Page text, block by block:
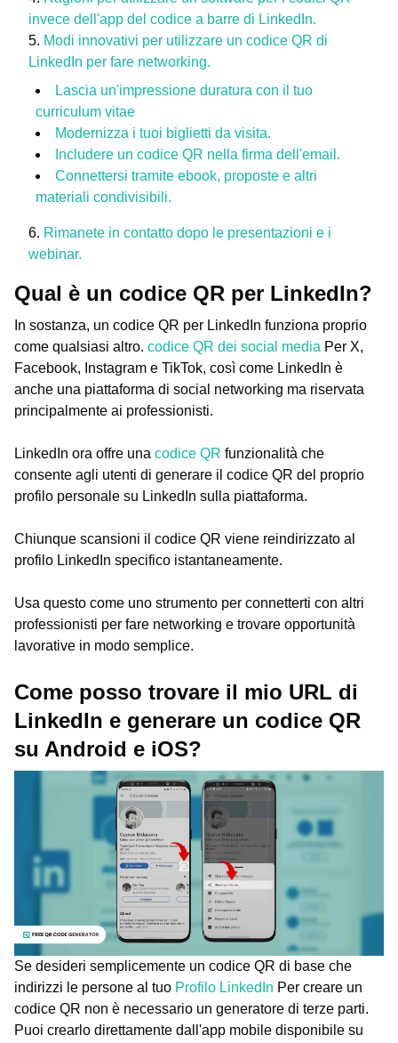
invece dell'app del codice a barre di LinkedIn.
Modi innovativi per utilizzare un codice QR di
LinkedIn per fare networking.
Lascia un'impressione duratura con il tuo
curriculum vitae
Modernizza i tuoi biglietti da visita.
Includere un codice QR nella firma dell'email.
Connettersi tramite ebook, proposte e altri
materiali condivisibili.
Rimanete in contatto dopo le presentazioni e i
webinar.
Qual è un codice QR per LinkedIn?
In sostanza, un codice QR per LinkedIn funziona proprio
come qualsiasi altro. codice QR dei social media Per X,
Facebook, Instagram e TikTok, così come LinkedIn è
anche una piattaforma di social networking ma riservata
principalmente ai professionisti.
LinkedIn ora offre una codice QR funzionalità che
consente agli utenti di generare il codice QR del proprio
profilo personale su LinkedIn sulla piattaforma.
Chiunque scansioni il codice QR viene reindirizzato al
profilo LinkedIn specifico istantaneamente.
Usa questo come uno strumento per connetterti con altri
professionisti per fare networking e trovare opportunità
lavorative in modo semplice.
Come posso trovare il mio URL di
LinkedIn e generare un codice QR
su Android e iOS?
Se desideri semplicemente un codice QR di base che
indirizzi le persone al tuo Profilo LinkedIn Per creare un
codice QR non è necessario un generatore di terze parti.
Puoi crearlo direttamente dall'app mobile disponibile su